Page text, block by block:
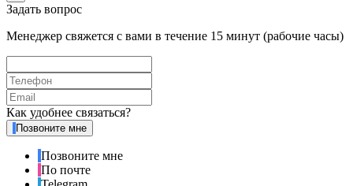
Задать вопрос
Менеджер свяжется с вами в течение 15 минут (рабочие часы)
Как удобнее связаться?
Позвоните мне
Позвоните мне
По почте